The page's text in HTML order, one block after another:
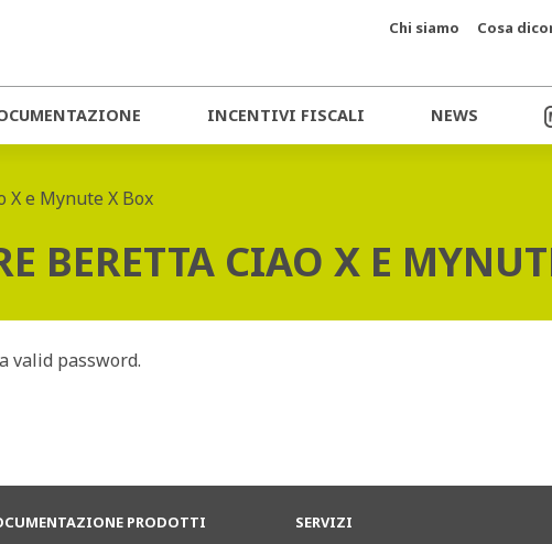
INCENTIVI FISCALI NEWS
Chi siamo Cosa
e Mynute X Box
BERETTA CIAO X E
valid password.
PRODOTTI
SERVIZI